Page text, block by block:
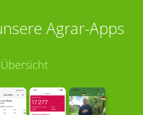
Agrar-Apps